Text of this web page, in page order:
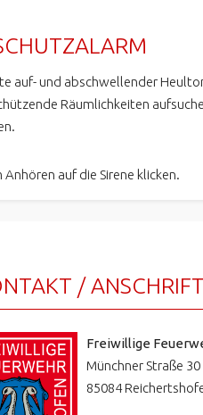
auf- und abschwellender
Räumlichkeiten
Anhören auf die Sirene klicken.
/ ANSCHRIFT
Freiwillige
Münchner Straße 30
85084